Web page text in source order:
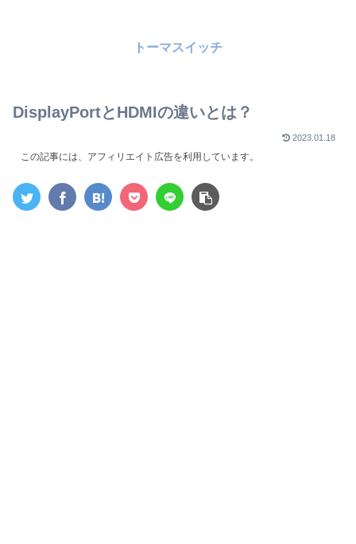
トーマスイッチ
DisplayPortとHDMIの違いとは？
2023.01.18
この記事には、アフィリエイト広告を利用しています。